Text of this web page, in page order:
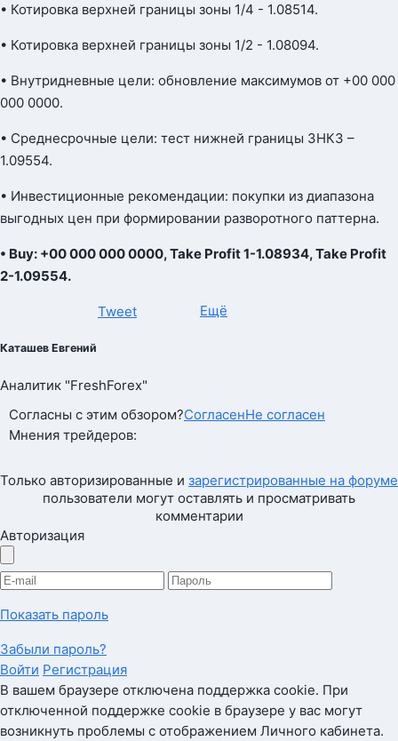
• Котировка верхней границы зоны 1/4 - 1.08514.
• Котировка верхней границы зоны 1/2 - 1.08094.
• Внутридневные цели: обновление максимумов от +00 000
000 0000.
• Среднесрочные цели: тест нижней границы ЗНКЗ –
1.09554.
• Инвестиционные рекомендации: покупки из диапазона
выгодных цен при формировании разворотного паттерна.
• Buy: +00 000 000 0000, Take Profit 1-1.08934, Take Profit
2-1.09554.
Tweet Ещё
Каташев Евгений
Аналитик "FreshForex"
Согласны с этим обзором?СогласенНе согласен
Мнения трейдеров:
Только авторизированные и зарегистрированные на форуме
пользователи могут оставлять и просматривать
комментарии
Авторизация
Показать пароль
Забыли пароль?
Войти Регистрация
В вашем браузере отключена поддержка cookie. При
отключенной поддержке cookie в браузере у вас могут
возникнуть проблемы с отображением Личного кабинета.